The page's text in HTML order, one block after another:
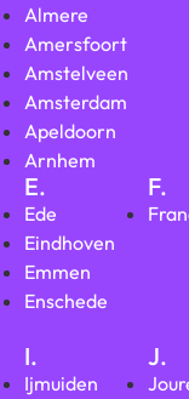
Almere
Amersfoort
Amstelveen
Amsterdam
Apeldoorn
Arnhem
E.
Ede
Eindhoven
Emmen
Enschede
F.
I.
Ijmuiden
J.